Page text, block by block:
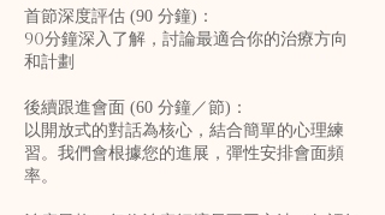
首節深度評估 (90 分鐘)：
90分鐘深入了解，討論最適合你的治療方向
和計劃
後續跟進會面 (60 分鐘／節)：
以開放式的對話為核心，結合簡單的心理練
習。我們會根據您的進展，彈性安排會面頻
率。